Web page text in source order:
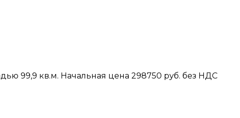
99,9 кв.м. Начальная цена 298750 руб. без НДС